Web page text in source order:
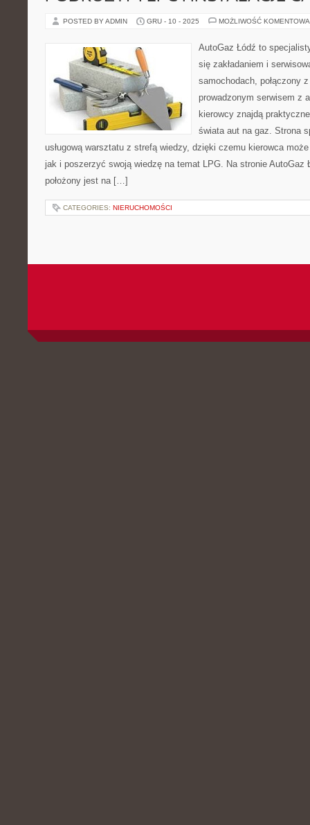
POSTED BY ADMIN GRU - 10 - 2025 MOŻLIWOŚĆ
AutoGaz Łódź to
się zakładaniem i
samochodach, połączony
prowadzonym serwisem z
kierowcy znajdą
świata aut na gaz. Strona
usługową warsztatu z strefą wiedzy, dzięki czemu kierowca
jak i poszerzyć swoją wiedzę na temat LPG. Na stronie AutoGaz
położony jest na […]
CATEGORIES: NIERUCHOMOŚCI